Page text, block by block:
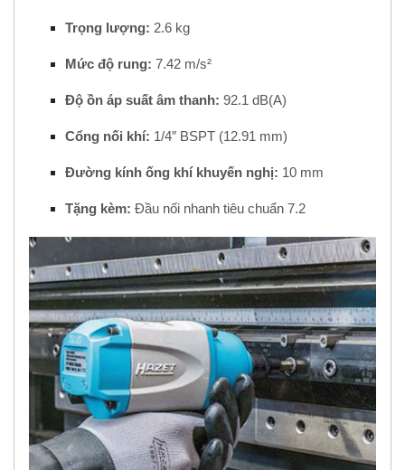
Trọng lượng: 2.6 kg
Mức độ rung: 7.42 m/s²
Độ ồn áp suất âm thanh: 92.1 dB(A)
Cổng nối khí: 1/4″ BSPT (12.91 mm)
Đường kính ống khí khuyến nghị: 10 mm
Tặng kèm: Đầu nối nhanh tiêu chuẩn 7.2